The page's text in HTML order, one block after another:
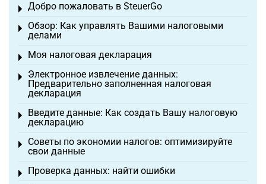
Добро пожаловать в SteuerGo
Toggle menu
Обзор: Как управлять Вашими налоговыми
делами
Toggle menu
Моя налоговая декларация
Toggle menu
Электронное извлечение данных:
Предварительно заполненная налоговая
декларация
Toggle menu
Введите данные: Как создать Вашу налоговую
декларацию
Toggle menu
Советы по экономии налогов: оптимизируйте
свои данные
Toggle menu
Проверка данных: найти ошибки
Toggle menu